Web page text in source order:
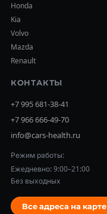
Honda
Kia
Volvo
Mazda
Renault
КОНТАКТЫ
+7 995 681-38-41
+7 966 666-49-70
info@cars-health.ru
Режим работы:
Ежедневно: 9:00–21:00
Без выходных
Все адреса на карте